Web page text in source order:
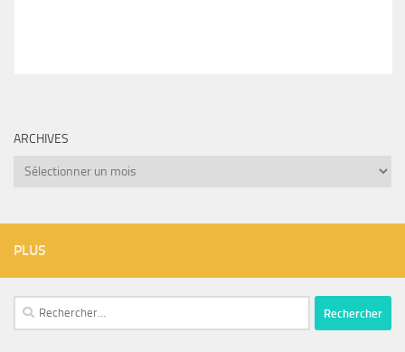
ARCHIVES
Archives
PLUS
Rechercher :